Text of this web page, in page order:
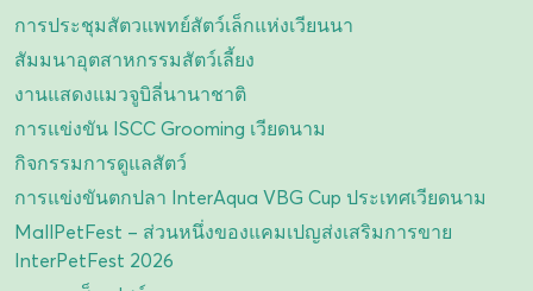
การประชุมสัตวแพทย์สัตว์เล็กแห่งเวียนนา
สัมมนาอุตสาหกรรมสัตว์เลี้ยง
งานแสดงแมวจูบิลี่นานาชาติ
การแข่งขัน ISCC Grooming เวียดนาม
กิจกรรมการดูแลสัตว์
การแข่งขันตกปลา InterAqua VBG Cup ประเทศเวียดนาม
MallPetFest – ส่วนหนึ่งของแคมเปญส่งเสริมการขาย
InterPetFest 2026